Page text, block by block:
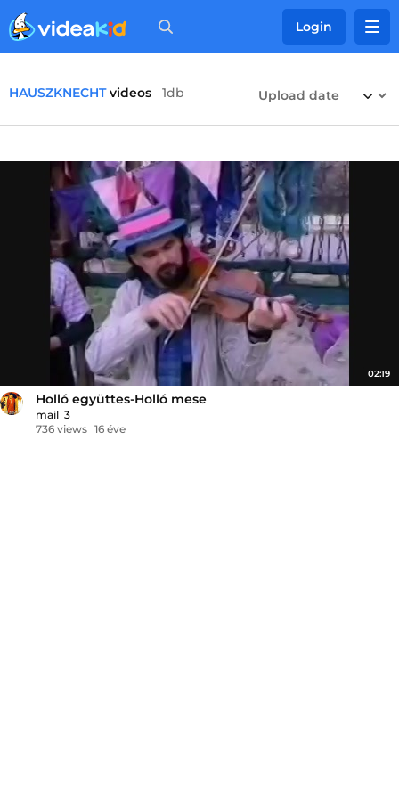
Login
HAUSZKNECHTvideos 1db
02:19
Holló együttes-Holló mese
mail_3
736 views 16 éve